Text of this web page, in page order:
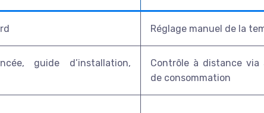
Réglage manuel de la
guide d’installation,
Contrôle à distance via
de consommation